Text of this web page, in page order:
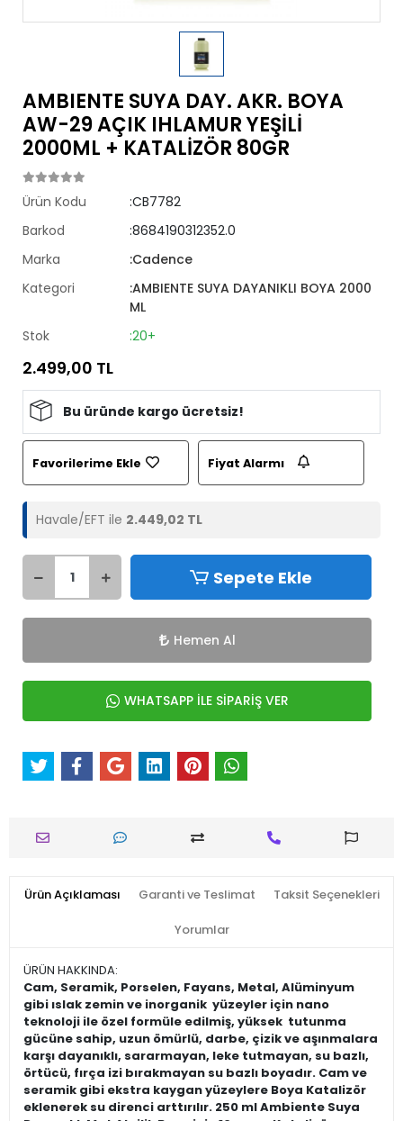
AMBIENTE SUYA DAY. AKR. BOYA
AW-29 AÇIK IHLAMUR YEŞİLİ
2000ML + KATALİZÖR 80GR
Ürün Kodu
:CB7782
Barkod
:8684190312352.0
Marka
:Cadence
Kategori
:AMBIENTE SUYA DAYANIKLI BOYA 2000
ML
Stok
:20+
2.499,00 TL
Bu üründe kargo ücretsiz!
Favorilerime Ekle Fiyat Alarmı
Havale/EFT ile 2.449,02 TL
Sepete Ekle
Hemen Al
WHATSAPP İLE SİPARİŞ VER
Ürün Açıklaması Garanti ve Teslimat Taksit Seçenekleri
Yorumlar
ÜRÜN HAKKINDA:
Cam, Seramik, Porselen, Fayans, Metal, Alüminyum
gibi ıslak zemin ve inorganik yüzeyler için nano
teknoloji ile özel formüle edilmiş, yüksek tutunma
gücüne sahip, uzun ömürlü, darbe, çizik ve aşınmalara
karşı dayanıklı, sararmayan, leke tutmayan, su bazlı,
örtücü, fırça izi bırakmayan su bazlı boyadır. Cam ve
seramik gibi ekstra kaygan yüzeylere Boya Katalizör
eklenerek su direnci arttırılır. 250 ml Ambiente Suya